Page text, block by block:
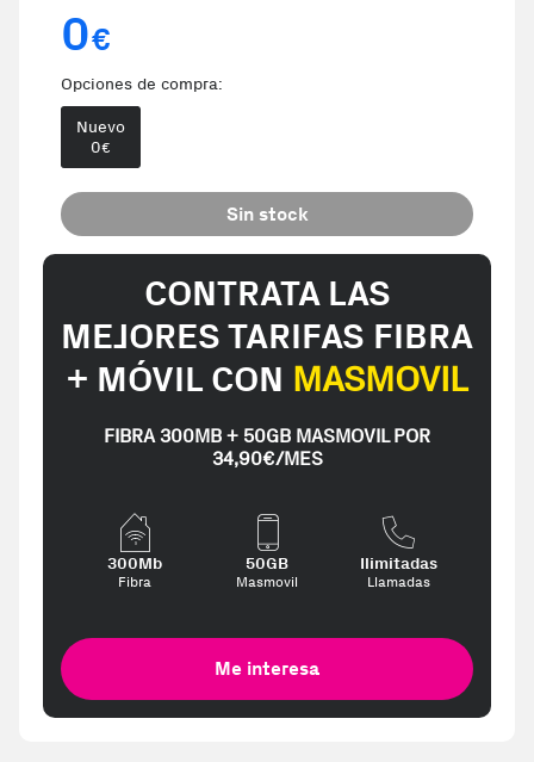
0€
Opciones de compra:
Nuevo
0€
Sin stock
CONTRATA LAS
MEJORES TARIFAS FIBRA
+ MÓVIL CON MASMOVIL
FIBRA 300MB + 50GB MASMOVIL POR
34,90€/MES
300Mb
Fibra
50GB
Masmovil
Ilimitadas
Llamadas
Me interesa